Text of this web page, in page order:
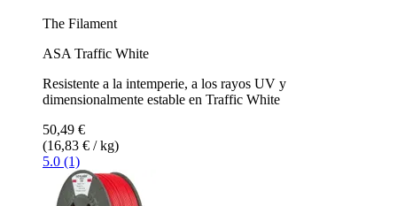
The Filament
ASA Traffic White
Resistente a la intemperie, a los rayos UV y
dimensionalmente estable en Traffic White
50,49 €
(16,83 € / kg)
5.0 (1)